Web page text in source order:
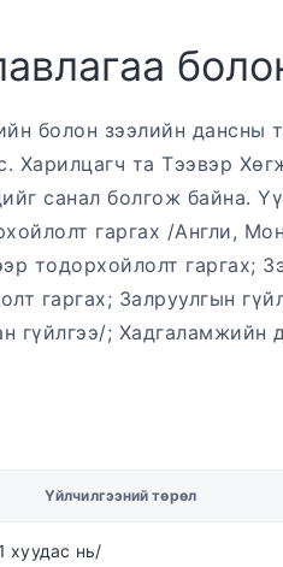
болон зээлийн дансны
Харилцагч та Тээвэр
санал болгож байна.
гаргах /Англи,
тодорхойлолт гаргах;
гаргах; Залруулгын
гүйлгээ/; Хадгаламжийн
Үйлчилгээний төрөл
хуудас нь/